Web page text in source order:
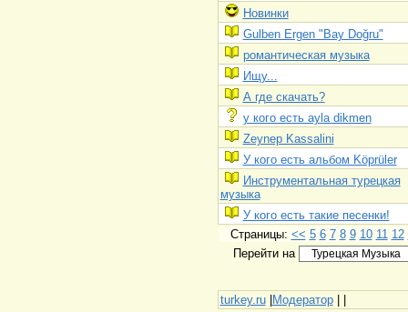
Новинки
Gulben Ergen "Bay Doğru"
романтическая музыка
Ищу...
А где скачать?
у кого есть ayla dikmen
Zeynep Kassalini
У кого есть альбом Köprüler
Инструментальная турецкая
музыка
У кого есть такие песенки!
Страницы: << 5 6 7 8 9 10 11 12
Перейти на
turkey.ru|Модератор| |